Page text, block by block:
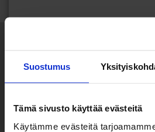
Suostumus
Tämä sivusto käyttää evästeitä
Käytämme evästeitä
well as semi-glossy
glossy polypropylene stickers